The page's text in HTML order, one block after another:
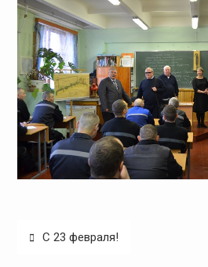
Навигация
C 23 февраля!